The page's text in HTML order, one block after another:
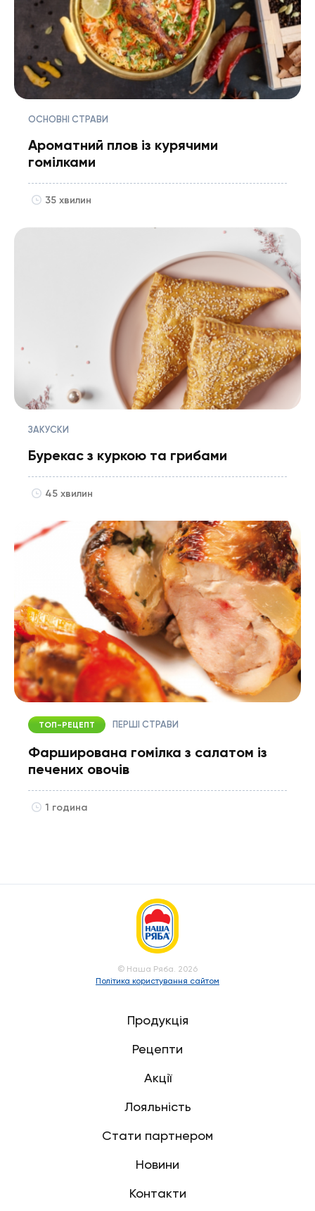
ОСНОВНІ СТРАВИ
Ароматний плов із курячими
гомілками
35 хвилин
ЗАКУСКИ
Бурекас з куркою та грибами
45 хвилин
ТОП-РЕЦЕПТ ПЕРШІ СТРАВИ
Фарширована гомілка з салатом із
печених овочів
1 година
© Наша Ряба. 2026
Політика користування сайтом
Продукція
Рецепти
Акції
Лояльність
Стати партнером
Новини
Контакти